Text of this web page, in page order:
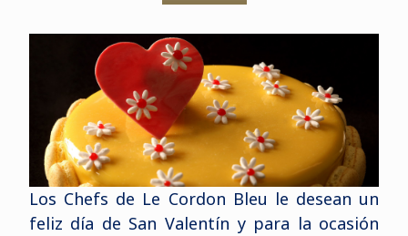
Los Chefs de Le Cordon Bleu le desean un
feliz día de San Valentín y para la ocasión